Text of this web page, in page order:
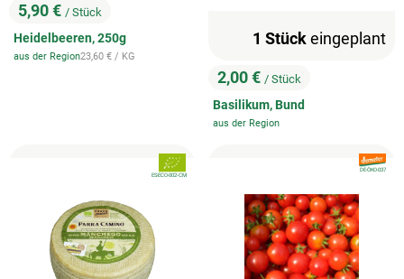
, Preis:
5,90 € / Stück
Heidelbeeren, 250g
, Herkunft:
aus der Region, Referenzpreis:
23,60 € / KG
, Preis:
2,00 € / Stück
Basilikum, Bund
, Herkunft:
aus der Region
1 Stück eingeplant
, Verband:
, Kontrollstelle:
ES-ECO-002-CM
,
, Kontrollstelle:
DE-ÖKO-037